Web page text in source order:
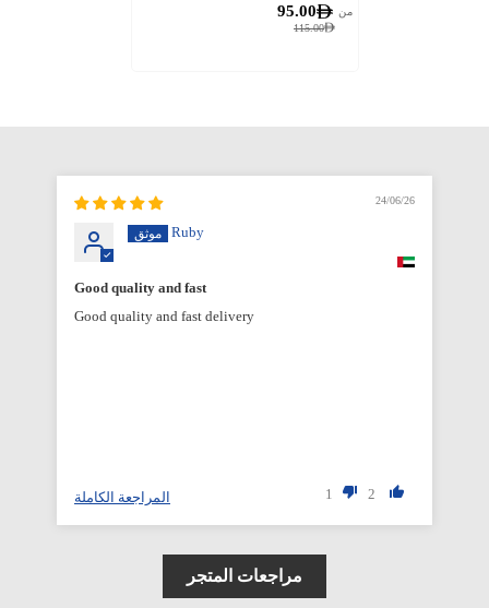
115.00
من 95.00
24/06/26
Ruby
Good quality and fast
Good quality and fast delivery
2
1 المراجعة الكاملة
مراجعات المتجر